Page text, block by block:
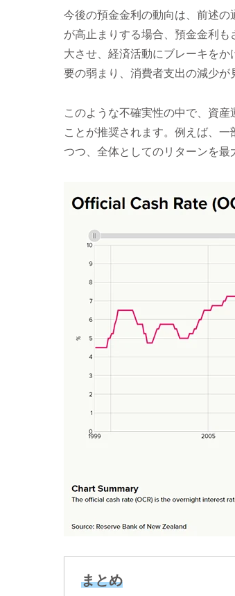
今後の預金金利の動向は、前述
が高止まりする場合、預金金利
大させ、経済活動にブレーキを
要の弱まり、消費者支出の減少が
このような不確実性の中で、資
ことが推奨されます。例えば、
つつ、全体としてのリターンを最
まとめ